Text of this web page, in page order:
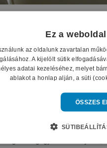
együttműködése. A
kitöltse a „beutalás orvosi
egészségügyi
Ez a
az oldalunk zavartalan
A kijelölt sütik
adatai kezeléséhez, melyet
ablakot a honlap alján, a süti
ÖSSZES